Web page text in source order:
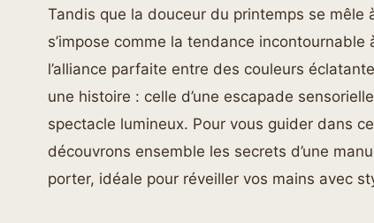
Tandis que la douceur du printemps se mêle
s’impose comme la tendance
l’alliance parfaite entre des couleurs
une histoire : celle d’une escapade
spectacle lumineux. Pour vous guider dans
découvrons ensemble les secrets d’une
porter, idéale pour réveiller vos mains avec